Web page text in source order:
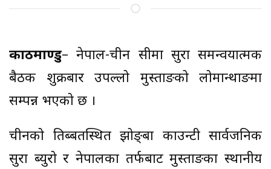
काठमाण्डु– नेपाल-चीन सीमा सुरक्षा समन्वयात्मक
बैठक शुक्रबार उपल्लो मुस्ताङको लोमान्थाङमा
सम्पन्न भएको छ ।
चीनको तिब्बतस्थित झोङ्बा काउन्टी सार्वजनिक
सुरक्षा ब्युरो र नेपालका तर्फबाट मुस्ताङका स्थानीय